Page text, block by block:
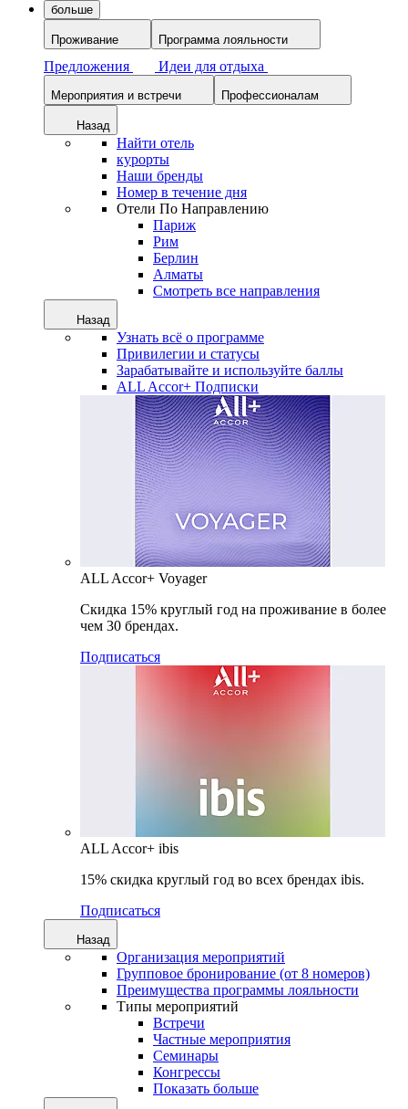
больше
Проживание Программа лояльности
Предложения Идеи для отдыха
Мероприятия и встречи Профессионалам
Назад
Найти отель
курорты
Наши бренды
Номер в течение дня
Отели По Направлению
Париж
Рим
Берлин
Алматы
Смотреть все направления
Назад
Узнать всё о программе
Привилегии и статусы
Зарабатывайте и используйте баллы
ALL Accor+ Подписки
ALL Accor+ Voyager
Скидка 15% круглый год на проживание в более
чем 30 брендах.
Подписаться
ALL Accor+ ibis
15% скидка круглый год во всех брендах ibis.
Подписаться
Назад
Организация мероприятий
Групповое бронирование (от 8 номеров)
Преимущества программы лояльности
Типы мероприятий
Встречи
Частные мероприятия
Семинары
Конгрессы
Показать больше